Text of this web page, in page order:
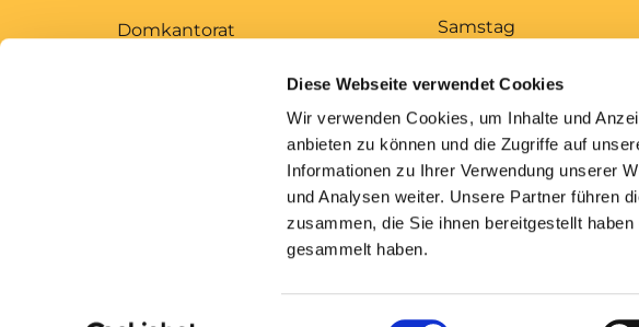
Diese Webseite verwendet Cookies
Wir verwenden Cookies, um Inhalte und
anbieten zu können und die Zugriffe auf
Informationen zu Ihrer Verwendung unserer
und Analysen weiter. Unsere Partner führen
zusammen, die Sie ihnen bereitgestellt
gesammelt haben.
Einwilligungsauswahl
Domkantorat
domkantorat@lk-bs.de
Anfrage und
Anforderung kirchlicher
Bescheinigungen
Samstag
MUSIKALISCHES
MITTAGSGEBET
Sonntag
10:00 Uhr
GOTTESDIENST